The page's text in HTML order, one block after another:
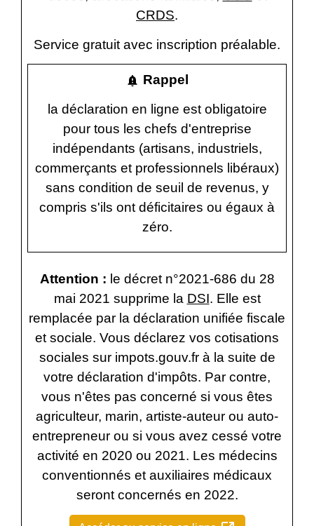
CRDS.
Service gratuit avec inscription préalable.
notification_important Rappel
la déclaration en ligne est obligatoire
pour tous les chefs d'entreprise
indépendants (artisans, industriels,
commerçants et professionnels libéraux)
sans condition de seuil de revenus, y
compris s'ils ont déficitaires ou égaux à
zéro.
Attention : le décret n°2021-686 du 28
mai 2021 supprime la DSI. Elle est
remplacée par la déclaration unifiée fiscale
et sociale. Vous déclarez vos cotisations
sociales sur impots.gouv.fr à la suite de
votre déclaration d'impôts. Par contre,
vous n'êtes pas concerné si vous êtes
agriculteur, marin, artiste-auteur ou auto-
entrepreneur ou si vous avez cessé votre
activité en 2020 ou 2021. Les médecins
conventionnés et auxiliaires médicaux
seront concernés en 2022.